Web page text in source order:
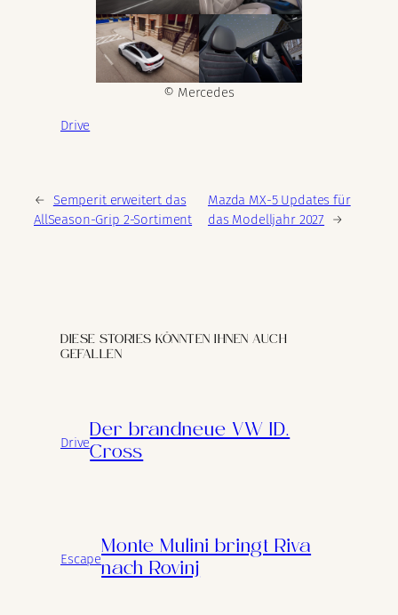
© Mercedes
Drive
← Semperit erweitert das
AllSeason-Grip 2-Sortiment
Mazda MX-5 Updates für
das Modelljahr 2027
→
DIESE STORIES KÖNNTEN IHNEN AUCH
GEFALLEN
Drive
Der brandneue VW ID.
Cross
Escape
Monte Mulini bringt Riva
nach Rovinj